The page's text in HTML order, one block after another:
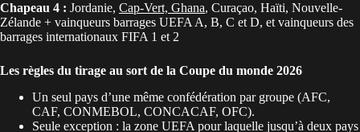
Chapeau 4 : Jordanie, Cap-Vert, Ghana, Curaçao, Haïti, Nouvelle-
Zélande + vainqueurs barrages UEFA A, B, C et D, et vainqueurs des
barrages internationaux FIFA 1 et 2
Les règles du tirage au sort de la Coupe du monde 2026
Un seul pays d’une même confédération par groupe (AFC,
CAF, CONMEBOL, CONCACAF, OFC).
Seule exception : la zone UEFA pour laquelle jusqu’à deux pays